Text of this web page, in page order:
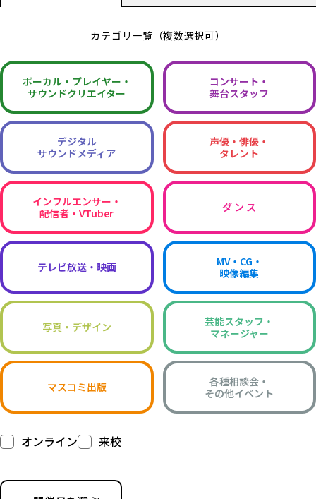
カテゴリ一覧（複数選択可）
ボーカル・ プレイヤー・
サウンドクリエイター
コンサート・
舞台スタッフ
デジタル
サウンドメディア
声優・俳優・
タレント
インフルエンサー・
配信者・VTuber
ダ ン ス
テレビ放送・映画
MV・CG・
映像編集
写真・デザイン
芸能スタッフ・
マネージャー
マスコミ出版
各種相談会・
その他イベント
オンライン 来校